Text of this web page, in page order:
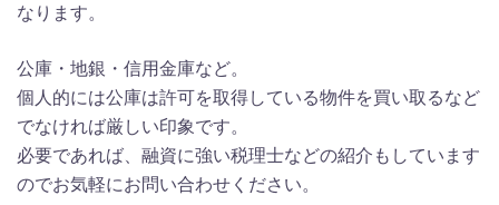
なります。
公庫・地銀・信用金庫など。
個人的には公庫は許可を取得している物件を買い取るなど
でなければ厳しい印象です。
必要であれば、融資に強い税理士などの紹介もしています
のでお気軽にお問い合わせください。